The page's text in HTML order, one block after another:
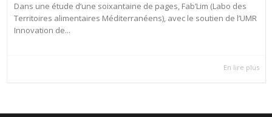
Dans une étude d’une soixantaine de pages, Fab’Lim (Labo des
Territoires alimentaires Méditerranéens), avec le soutien de l’UMR
Innovation de...
En lire plus